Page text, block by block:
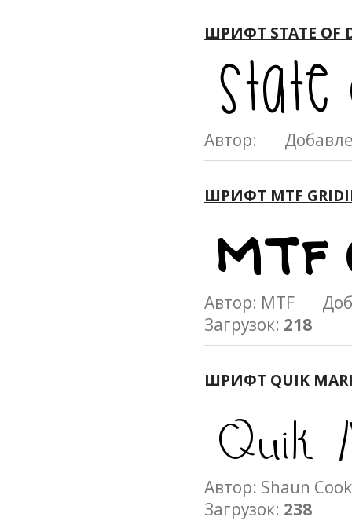
ШРИФТ STATE OF
Автор:
ШРИФТ MTF
Автор: MTF
Загрузок: 218
ШРИФТ QUIK
Автор: Shaun
Загрузок: 238